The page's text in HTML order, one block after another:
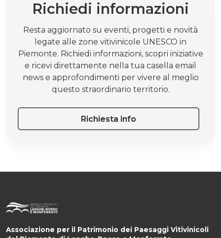
Richiedi informazioni
Resta aggiornato su eventi, progetti e novità
legate alle zone vitivinicole UNESCO in
Piemonte. Richiedi informazioni, scopri iniziative
e ricevi direttamente nella tua casella email
news e approfondimenti per vivere al meglio
questo straordinario territorio.
Richiesta info
Associazione per il Patrimonio dei Paesaggi Vitivinicoli